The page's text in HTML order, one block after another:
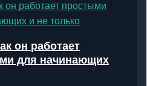
он работает
для начинающих